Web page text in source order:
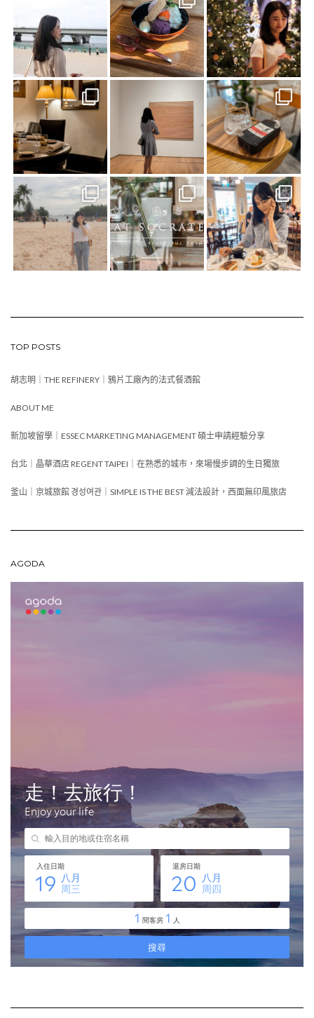
TOP POSTS
胡志明｜THE REFINERY｜鴉片工廠內的法式餐酒館
ABOUT ME
新加坡留學｜ESSEC MARKETING MANAGEMENT 碩士申請經驗分享
台北｜晶華酒店 REGENT TAIPEI｜在熟悉的城市，來場慢步調的生日獨旅
釜山｜京城旅館 경성여관｜SIMPLE IS THE BEST 減法設計，西面無印風旅店
AGODA